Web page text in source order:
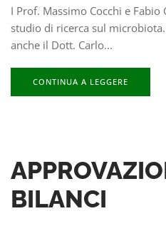
I Prof. Massimo Cocchi e
studio di ricerca sul
anche il Dott. Carlo...
CONTINUA A LEGGERE
BILANCI